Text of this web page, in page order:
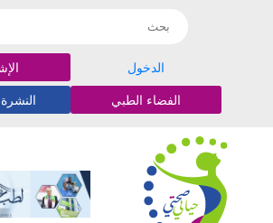
الفضاء الطبي النشرة الإخبارية